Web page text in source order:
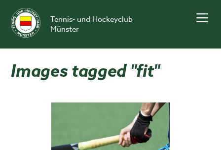
content
Tennis- und Hockeyclub
Münster
Images tagged "fit"